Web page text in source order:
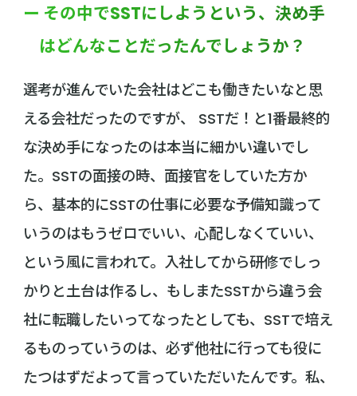
ー その中でSSTにしようという、決め手
はどんなことだったんでしょうか？
選考が進んでいた会社はどこも働きたいなと思
える会社だったのですが、 SSTだ！と1番最終的
な決め手になったのは本当に細かい違いでし
た。SSTの面接の時、面接官をしていた方か
ら、基本的にSSTの仕事に必要な予備知識って
いうのはもうゼロでいい、心配しなくていい、
という風に言われて。入社してから研修でしっ
かりと土台は作るし、もしまたSSTから違う会
社に転職したいってなったとしても、SSTで培え
るものっていうのは、必ず他社に行っても役に
たつはずだよって言っていただいたんです。私、